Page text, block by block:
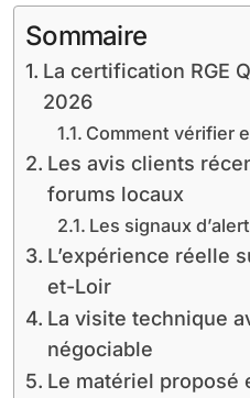
Sommaire
La certification RGE
2026
Comment vérifier
Les avis clients
forums locaux
Les signaux
L’expérience réelle
et-Loir
La visite technique
négociable
Le matériel proposé